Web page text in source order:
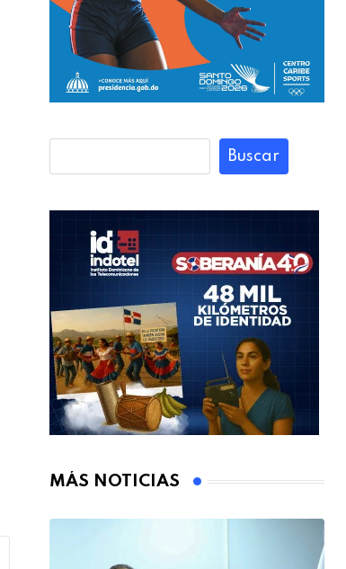
Buscar
MÁS NOTICIAS